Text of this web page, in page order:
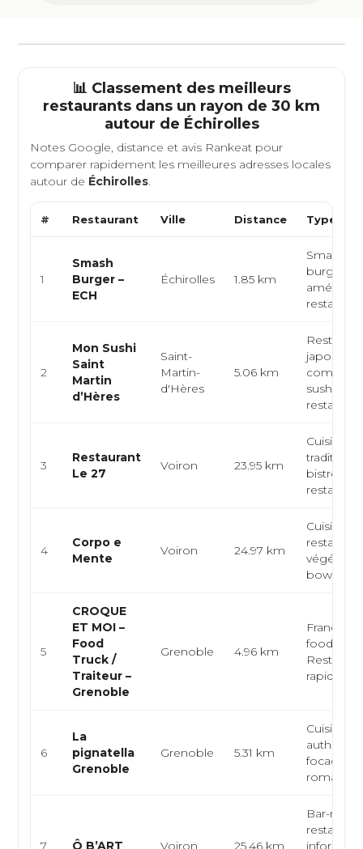
📊 Classement des meilleurs
restaurants dans un rayon de 30 km
autour de Échirolles
Notes Google, distance et avis Rankeat pour
comparer rapidement les meilleures adresses locales
autour de Échirolles.
# Restaurant Ville Distance Type de
1
Smash
Burger –
ECH
Échirolles 1.85 km
Smash
burger,
2
Mon Sushi
Saint
Martin
d’Hères
Saint-
Martin-
d'Hères
5.06 km
japonais,
comptoir
sushi,
3
Restaurant
Le 27
Voiron 23.95 km
Cuisine
bistrot,
4
Corpo e
Mente
Voiron 24.97 km
Cuisine
bowl et
5
CROQUE
ET MOI –
Food
Truck /
Traiteur –
Grenoble
Grenoble 4.96 km
food,
rapide
6
La
pignatella
Grenoble
Grenoble 5.31 km
Cuisine
focaccia,
7 Ô B’ART Voiron 25.46 km
Bar-